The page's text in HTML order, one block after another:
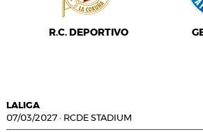
R.C. DEPORTIVO
LALIGA
07/03/2027 · RCDE STADIUM